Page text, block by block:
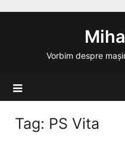
Vorbim despre
Tag: PS Vita